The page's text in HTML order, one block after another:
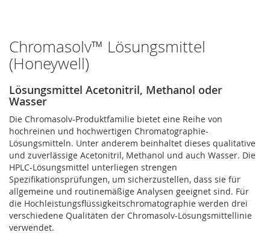
Chromasolv™ Lösungsmittel
(Honeywell)
Lösungsmittel Acetonitril, Methanol oder
Wasser
Die Chromasolv-Produktfamilie bietet eine Reihe von
hochreinen und hochwertigen Chromatographie-
Lösungsmitteln. Unter anderem beinhaltet dieses qualitative
und zuverlässige Acetonitril, Methanol und auch Wasser. Die
HPLC-Lösungsmittel unterliegen strengen
Spezifikationsprüfungen, um sicherzustellen, dass sie für
allgemeine und routinemäßige Analysen geeignet sind. Für
die Hochleistungsflüssigkeitschromatographie werden drei
verschiedene Qualitäten der Chromasolv-Lösungsmittellinie
verwendet.